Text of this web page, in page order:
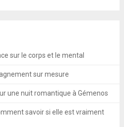
sur le corps et le mental
sur mesure
une nuit romantique à Gémenos
savoir si elle est vraiment